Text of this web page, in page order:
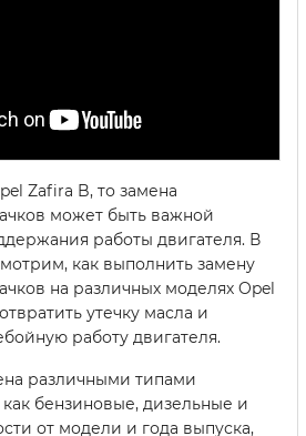
Zafira B, то замена
может быть важной
работы двигателя. В
как выполнить замену
на различных моделях Opel
утечку масла и
работу двигателя.
различными типами
бензиновые, дизельные и
от модели и года выпуска,